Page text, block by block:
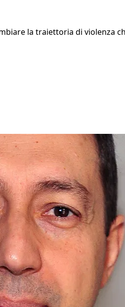
la traiettoria di